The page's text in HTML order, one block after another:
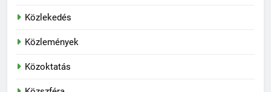
Közlekedés
Közlemények
Közoktatás